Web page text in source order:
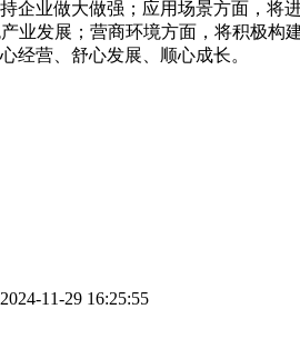
业做大做强；应用场景方面，将
发展；营商环境方面，将积极构
经营、舒心发展、顺心成长。
2024-11-29 16:25:55